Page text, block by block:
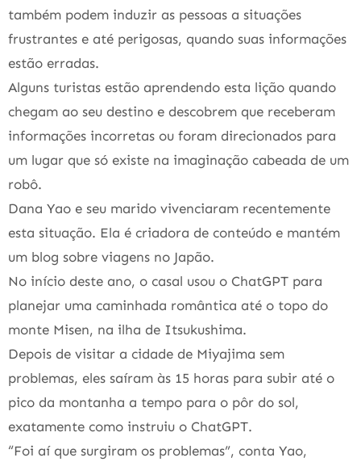
também podem induzir as pessoas a situações
frustrantes e até perigosas, quando suas informações
estão erradas.
Alguns turistas estão aprendendo esta lição quando
chegam ao seu destino e descobrem que receberam
informações incorretas ou foram direcionados para
um lugar que só existe na imaginação cabeada de um
robô.
Dana Yao e seu marido vivenciaram recentemente
esta situação. Ela é criadora de conteúdo e mantém
um blog sobre viagens no Japão.
No início deste ano, o casal usou o ChatGPT para
planejar uma caminhada romântica até o topo do
monte Misen, na ilha de Itsukushima.
Depois de visitar a cidade de Miyajima sem
problemas, eles saíram às 15 horas para subir até o
pico da montanha a tempo para o pôr do sol,
exatamente como instruiu o ChatGPT.
“Foi aí que surgiram os problemas”, conta Yao,